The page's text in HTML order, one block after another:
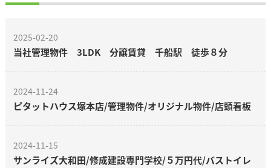
2025-02-20
当社管理物件 3LDK 分譲賃貸 千船駅 徒歩８分
2024-11-24
ピタットハウス塚本店/管理物件/オリジナル物件/店頭看板
2024-11-15
サンライズ大和田/修成建設専門学校/５万円代/バストイレ